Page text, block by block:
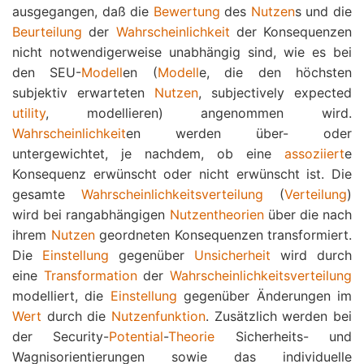
ausgegangen, daß die Bewertung des Nutzens und die
Beurteilung der Wahrscheinlichkeit der Konsequenzen
nicht notwendigerweise unabhängig sind, wie es bei
den SEU-Modellen (Modelle, die den höchsten
subjektiv erwarteten Nutzen, subjectively expected
utility, modellieren) angenommen wird.
Wahrscheinlichkeiten werden über- oder
untergewichtet, je nachdem, ob eine assoziierte
Konsequenz erwünscht oder nicht erwünscht ist. Die
gesamte Wahrscheinlichkeitsverteilung (Verteilung)
wird bei rangabhängigen Nutzentheorienüber die nach
ihrem Nutzengeordneten Konsequenzen transformiert.
Die Einstellung gegenüber Unsicherheit wird durch
eine TransformationderWahrscheinlichkeitsverteilung
modelliert, die Einstellung gegenüber Änderungen im
Wert durch die Nutzenfunktion. Zusätzlich werden bei
der Security-Potential-Theorie Sicherheits- und
Wagnisorientierungen sowie das individuelle